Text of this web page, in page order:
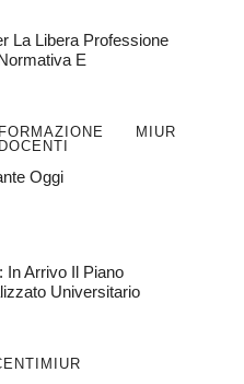
La Libera Professione
E
FORMAZIONE
DOCENTI
MIUR
Oggi
In Arrivo Il Piano
Universitario
MIUR